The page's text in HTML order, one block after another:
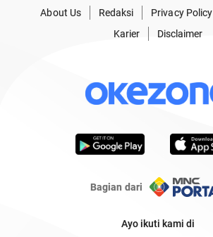
About Us Redaksi Privacy Policy
Karier
Disclaimer
Bagian dari
Ayo ikuti kami di